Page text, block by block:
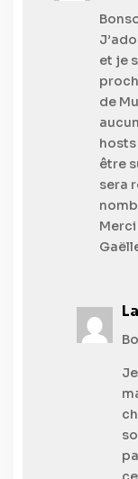
et je
de
être
sera